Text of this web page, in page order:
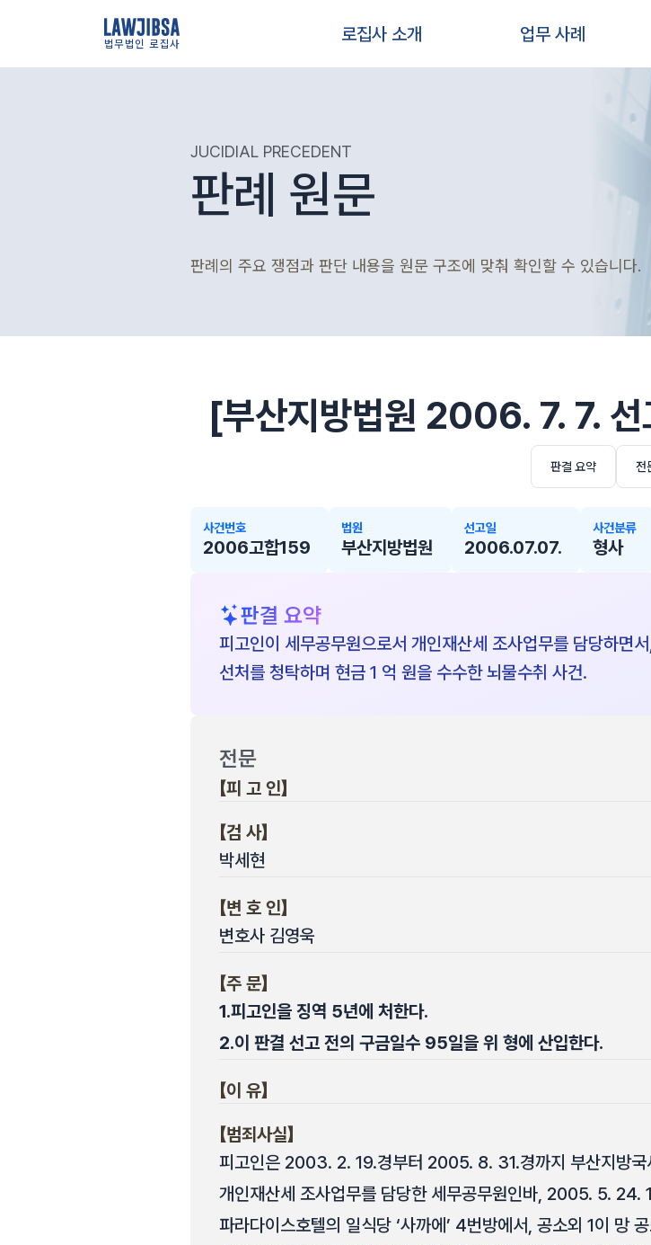
법무법인 로집사 로집사 소개 업무 사례
JUCIDIAL PRECEDENT
판례 원문
판례의 주요 쟁점과 판단 내용을 원문 구조에 맞춰 확인할 수 있습니다.
[부산지방법원 2006. 7. 7.
판결 요약 전
사건번호
2006고합159
법원
부산지방법원
선고일
2006.07.07.
사건분류
형사
판결 요약
피고인이 세무공무원으로서 개인재산세 조사업무를 담당하면
선처를 청탁하며 현금 1 억 원을 수수한 뇌물수취 사건.
전문
【피 고 인】
【검 사】
박세현
【변 호 인】
변호사 김영욱
【주 문】
1.피고인을 징역 5년에 처한다.
2.이 판결 선고 전의 구금일수 95일을 위 형에 산입한다.
【이 유】
【범죄사실】
피고인은 2003. 2. 19.경부터 2005. 8. 31.경까지 부산지방국
개인재산세 조사업무를 담당한 세무공무원인바, 2005. 5.
파라다이스호텔의 일식당 ‘사까에’ 4번방에서, 공소외 1이 망